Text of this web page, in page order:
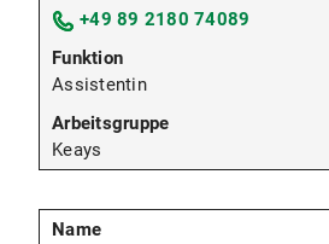
+49 89 2180 74089
Assistentin
Keays